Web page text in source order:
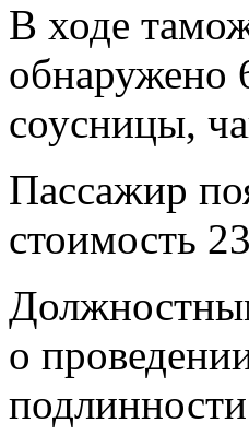
В ходе
обнаружено
соусницы,
Пассажир
стоимость
о